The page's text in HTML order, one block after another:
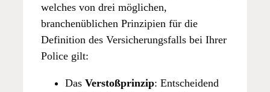
welches von drei möglichen,
branchenüblichen Prinzipien für die
Definition des Versicherungsfalls bei Ihrer
Police gilt:
Das Verstoßprinzip: Entscheidend